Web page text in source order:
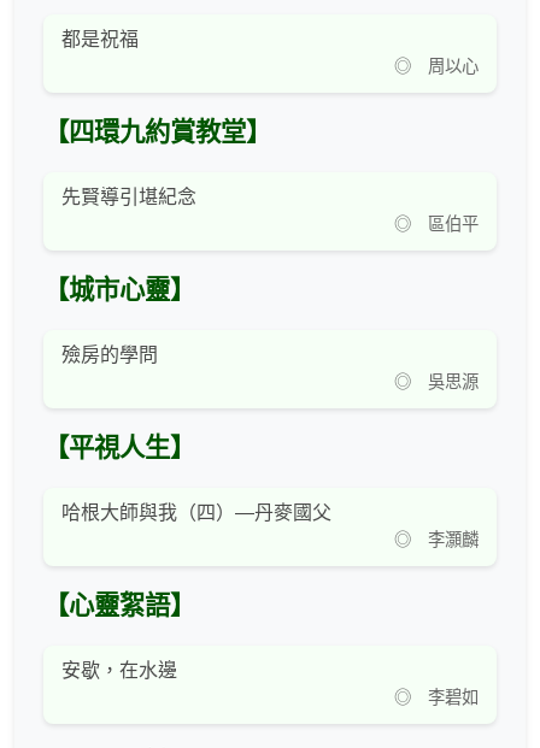
都是祝福
◎ 周以心
【四環九約賞教堂】
先賢導引堪紀念
◎ 區伯平
【城市心靈】
殮房的學問
◎ 吳思源
【平視人生】
哈根大師與我（四）—丹麥國父
◎ 李灝麟
【心靈絮語】
安歇，在水邊
◎ 李碧如